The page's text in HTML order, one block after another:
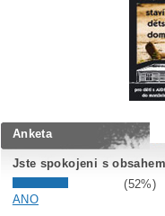
Anketa
Jste spokojeni s
(52%)
ANO